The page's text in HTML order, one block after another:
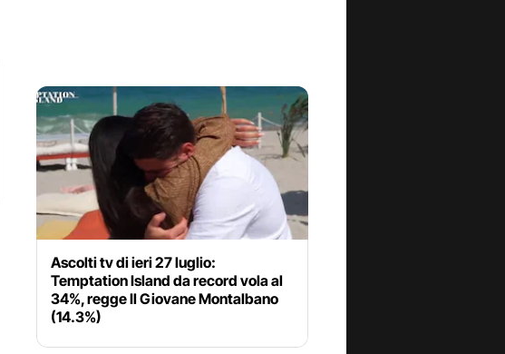
Ascolti tv di ieri 27 luglio:
Temptation Island da record vola al
34%, regge Il Giovane Montalbano
(14.3%)